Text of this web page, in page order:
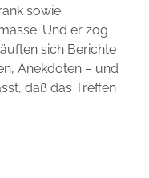
sowie
Und er zog
sich Berichte
Anekdoten – und
daß das Treffen